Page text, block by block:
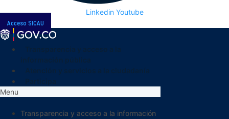
Linkedin Youtube
Acceso SICAU
Menu
Transparencia y acceso a la información